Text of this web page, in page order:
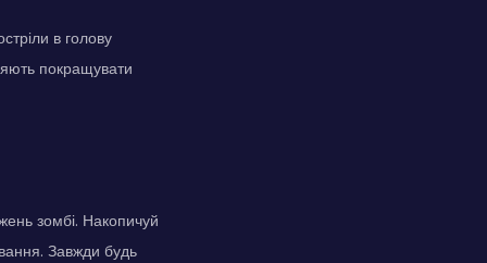
в голову
покращувати
зомбі. Накопичуй
Завжди будь